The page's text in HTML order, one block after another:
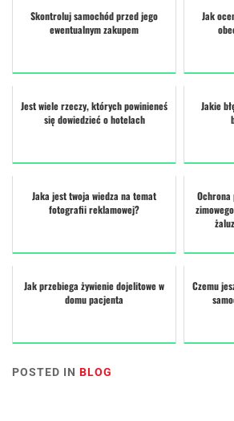
Skontroluj samochód przed jego
ewentualnym zakupem
Jak
Jest wiele rzeczy, których powinieneś
się dowiedzieć o hotelach
Jakie
Jaka jest twoja wiedza na temat
fotografii reklamowej?
Ochrona
Jak przebiega żywienie dojelitowe w
domu pacjenta
Czemu
POSTED IN BLOG